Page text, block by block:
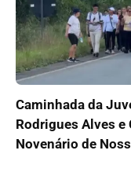
Caminhada da
Rodrigues Alves
Novenário de